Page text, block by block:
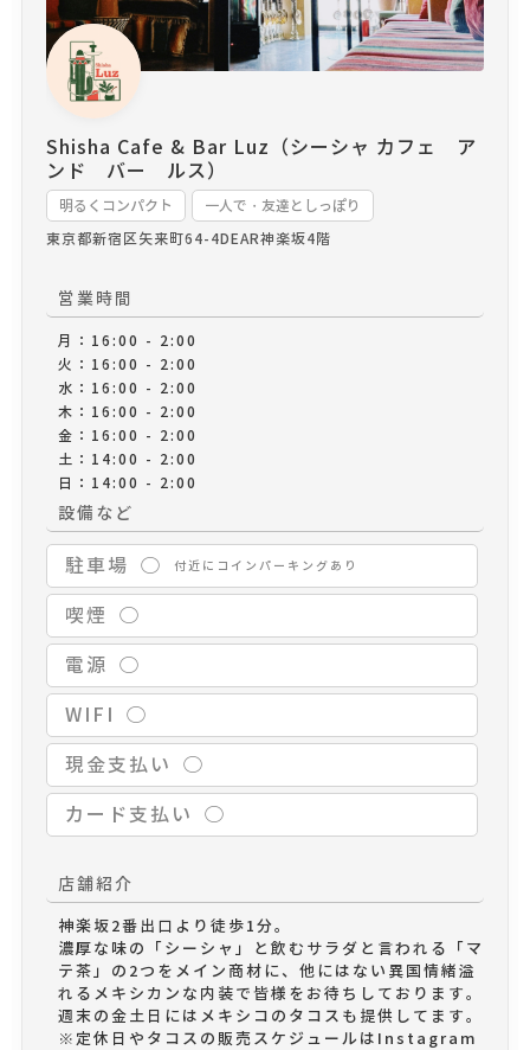
ます。 ※定休日やタコスの販売スケジュールは
Instagramの投稿にてご確認ください。
Shisha Cafe & Bar Luz（シーシャ カフェ ア
ンド バー ルス）
明るくコンパクト
一人で・友達としっぽり
東京都新宿区矢来町64-4DEAR神楽坂4階
営業時間
月：16:00 - 2:00
火：16:00 - 2:00
水：16:00 - 2:00
木：16:00 - 2:00
金：16:00 - 2:00
土：14:00 - 2:00
日：14:00 - 2:00
設備など
駐車場 ◯ 付近にコインパーキングあり
喫煙 ◯
電源 ◯
WIFI ◯
現金支払い ◯
カード支払い ◯
店舗紹介
神楽坂2番出口より徒歩1分。
濃厚な味の「シーシャ」と飲むサラダと言われる「マ
テ茶」の2つをメイン商材に、他にはない異国情緒溢
れるメキシカンな内装で皆様をお待ちしております。
週末の金土日にはメキシコのタコスも提供してます。
※定休日やタコスの販売スケジュールはInstagram